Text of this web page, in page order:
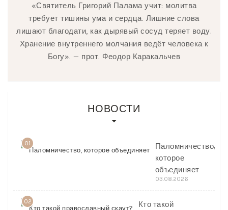
«Святитель Григорий Палама учит: молитва
требует тишины ума и сердца. Лишние слова
лишают благодати, как дырявый сосуд теряет воду.
Хранение внутреннего молчания ведёт человека к
Богу». — прот. Феодор Каракальчев
НОВОСТИ
01
Паломничество,
которое
объединяет
03.08.2026
02
Кто такой